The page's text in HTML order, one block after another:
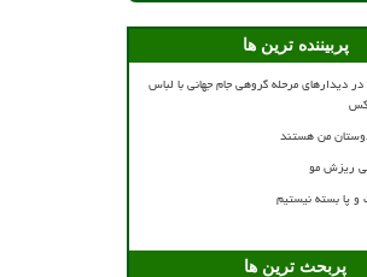
پربیننده ترین ها
دیدارهای مرحله گروهی جام جهانی با لباس
من هستند
ریزش مو
پا بسته نیستیم
پربحث ترین ها